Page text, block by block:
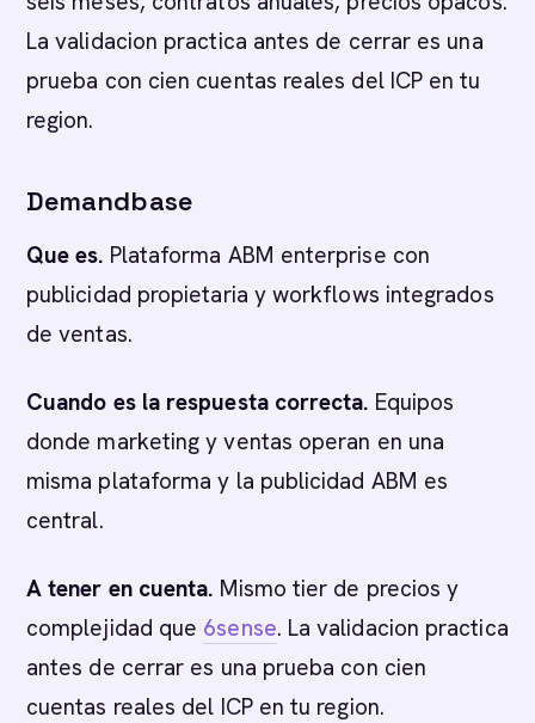
La validacion practica antes de cerrar es una
prueba con cien cuentas reales del ICP en tu
region.
Demandbase
Que es. Plataforma ABM enterprise con
publicidad propietaria y workflows integrados
de ventas.
Cuando es la respuesta correcta. Equipos
donde marketing y ventas operan en una
misma plataforma y la publicidad ABM es
central.
A tener en cuenta. Mismo tier de precios y
complejidad que 6sense. La validacion practica
antes de cerrar es una prueba con cien
cuentas reales del ICP en tu region.